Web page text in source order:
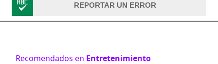
REPORTAR UN ERROR
Recomendados en Entretenimiento